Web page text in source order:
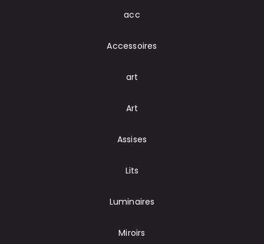
acc
Accessoires
art
Art
Assises
Lits
Luminaires
Miroirs